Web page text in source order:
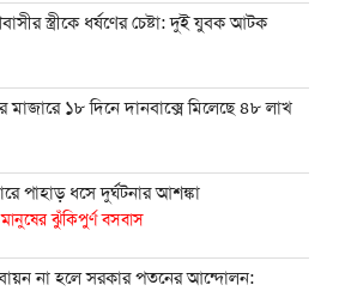
স্ত্রীকে ধর্ষণের চেষ্টা: দুই যুবক আটক
মাজারে ১৮ দিনে দানবাক্সে মিলেছে ৪৮ লাখ
পাহাড় ধসে দুর্ঘটনার আশঙ্কা
ঝুঁকিপুর্ণ বসবাস
না হলে সরকার পতনের আন্দোলন: